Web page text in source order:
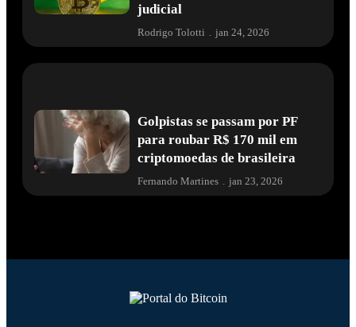
judicial
Rodrigo Tolotti jan 24, 2026
Golpistas se passam por PF
para roubar R$ 170 mil em
criptomoedas de brasileira
Fernando Martines . jan 23, 2026